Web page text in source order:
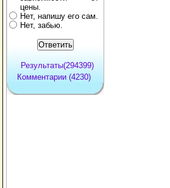
цены.
Нет, напишу его сам.
Нет, забью.
Результаты(294399)
Комментарии (4230)